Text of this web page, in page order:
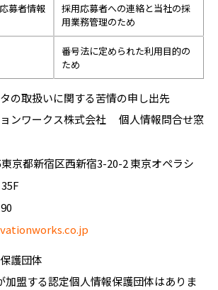
募者情報
採用応募者への連絡と当社の採
用業務管理のため
番号法に定められた利用目的の
ため
の取扱いに関する苦情の申し出先
ンワークス株式会社 個人情報問合せ窓
京都新宿区西新宿3-20-2 東京オペラシ
護団体
加盟する認定個人情報保護団体はありま